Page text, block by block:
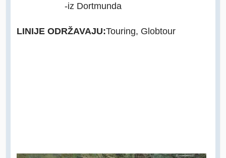
-iz Dortmunda
LINIJE ODRŽAVAJU:Touring, Globtour